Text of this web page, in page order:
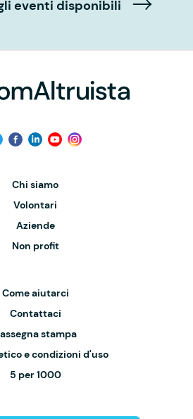
eventi disponibili
Chi siamo
Volontari
Aziende
Non profit
Come aiutarci
Contattaci
stampa
e condizioni d'uso
5 per 1000